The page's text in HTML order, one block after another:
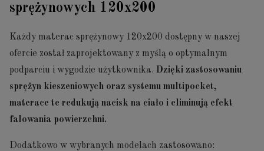
sprężynowych 120x200
Każdy materac sprężynowy 120x200 dostępny w naszej
ofercie został zaprojektowany z myślą o optymalnym
podparciu i wygodzie użytkownika. Dzięki zastosowaniu
sprężyn kieszeniowych oraz systemu multipocket,
materace te redukują nacisk na ciało i eliminują efekt
falowania powierzchni.
Dodatkowo w wybranych modelach zastosowano: